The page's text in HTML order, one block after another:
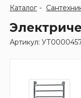
Каталог
Артикул: